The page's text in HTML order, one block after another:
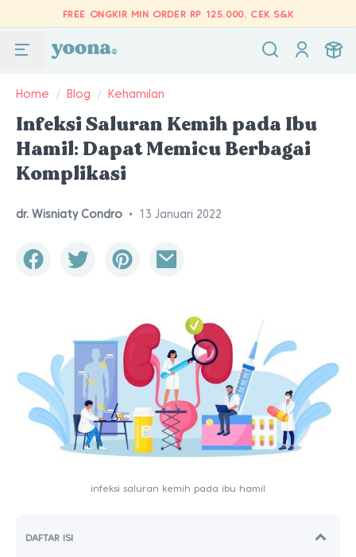
FREE ONGKIR MIN ORDER RP 125.000. CEK S&K
Home / Blog / Kehamilan
Infeksi Saluran Kemih pada Ibu
Hamil: Dapat Memicu Berbagai
Komplikasi
dr. Wisniaty Condro • 13 Januari 2022
infeksi saluran kemih pada ibu hamil
DAFTAR ISI